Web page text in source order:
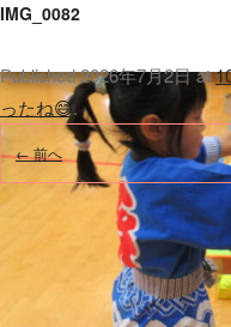
IMG_0082
Published2026年7月2日at
ったね😄.
← 前へ